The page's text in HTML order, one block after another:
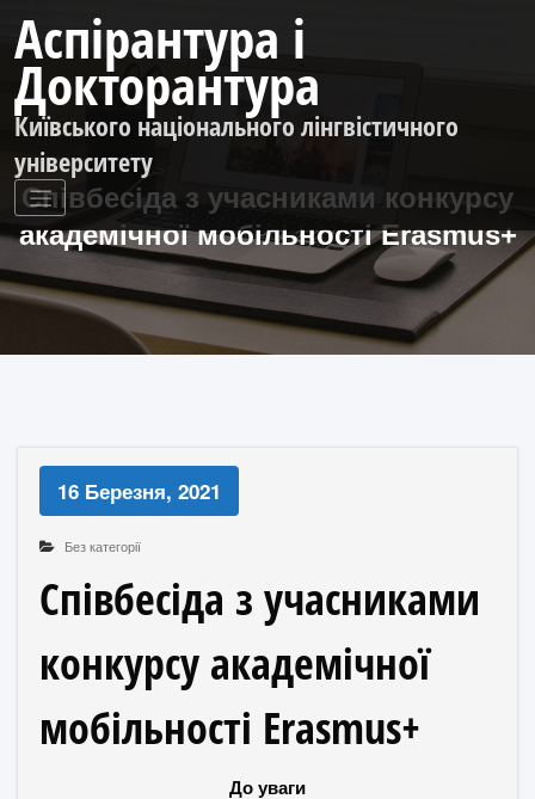
контенту
Аспірантура і
Докторантура
Київського національного лінгвістичного
університету
Співбесіда з учасниками конкурсу
академічної мобільності Erasmus+
16 Березня, 2021
Без категорії
Співбесіда з учасниками
конкурсу академічної
мобільності Erasmus+
До уваги